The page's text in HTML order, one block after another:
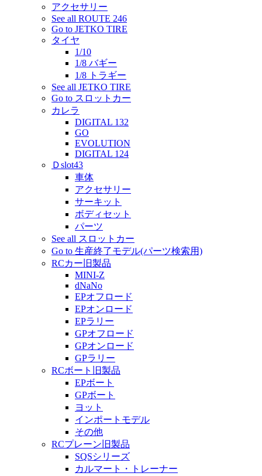
アクセサリー
See all ROUTE 246
Go to JETKO TIRE
タイヤ
1/10
1/8 バギー
1/8 トラギー
See all JETKO TIRE
Go to スロットカー
カレラ
DIGITAL 132
GO
EVOLUTION
DIGITAL 124
Ｄslot43
車体
アクセサリー
サーキット
ボディセット
パーツ
See all スロットカー
Go to 生産終了モデル(パーツ検索用)
RCカー旧製品
MINI-Z
dNaNo
EPオフロード
EPオンロード
EPラリー
GPオフロード
GPオンロード
GPラリー
RCボート旧製品
EPボート
GPボート
ヨット
インポートモデル
その他
RCプレーン旧製品
SQSシリーズ
カルマート・トレーナー